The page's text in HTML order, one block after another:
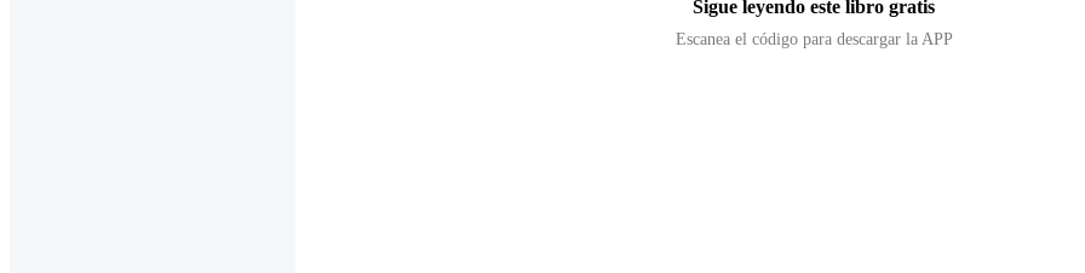
Sigue leyendo este libro gratis
Escanea el código para descargar la APP